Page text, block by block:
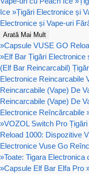
Ice »Țigări Electronice și
Electronice și Vape-uri
Arată Mai Mult
»Capsule VUSE GO
»Elf Bar Țigări
(Elf Bar Reincarcabil)
Electronice Reincarcabile
Reincarcabile (Vape) De
Reincarcabile (Vape) De
Electronice Reîncărcabile
»VOZOL Switch Pro
Reload 1000: Dispozitive
Electronice Vuse Go
»Toate: Tigara Electronica
»Capsule Elf Bar Elfa Pro